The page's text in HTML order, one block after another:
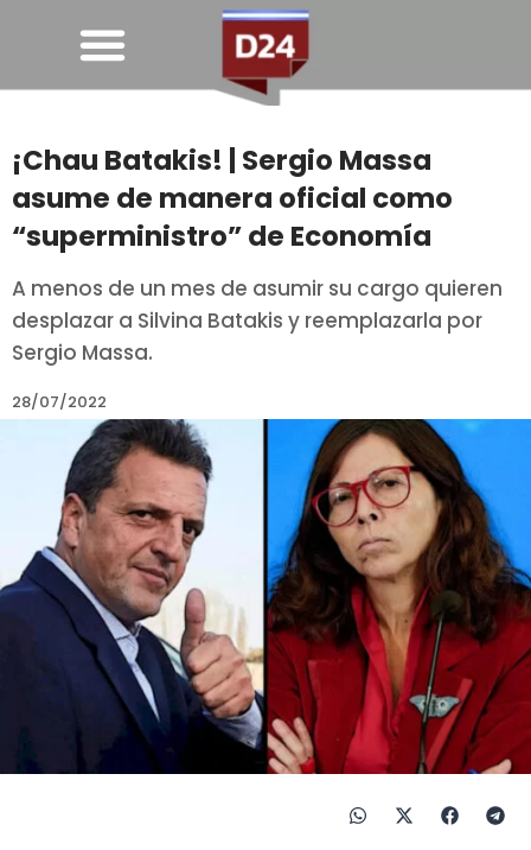
¡Chau Batakis! | Sergio Massa
asume de manera oficial como
“superministro” de Economía
A menos de un mes de asumir su cargo quieren
desplazar a Silvina Batakis y reemplazarla por
Sergio Massa.
28/07/2022